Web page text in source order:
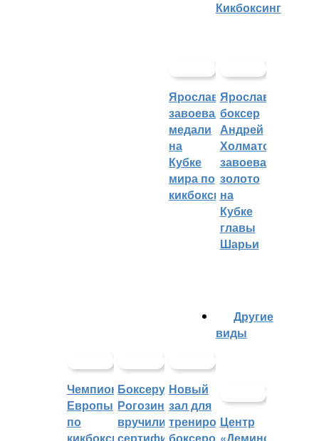
Кикбоксинг
Ярославцы
завоевали
медали
на
Кубке
мира по
кикбоксингу
Ярославский
боксер
Андрей
Холматов
завоевал
золото
на
Кубке
главы
Шарьи
Чемпионат
Европы
по
Боксеру
Рогозину
вручили
Новый
зал для
тренировок
Другие
виды
Центр